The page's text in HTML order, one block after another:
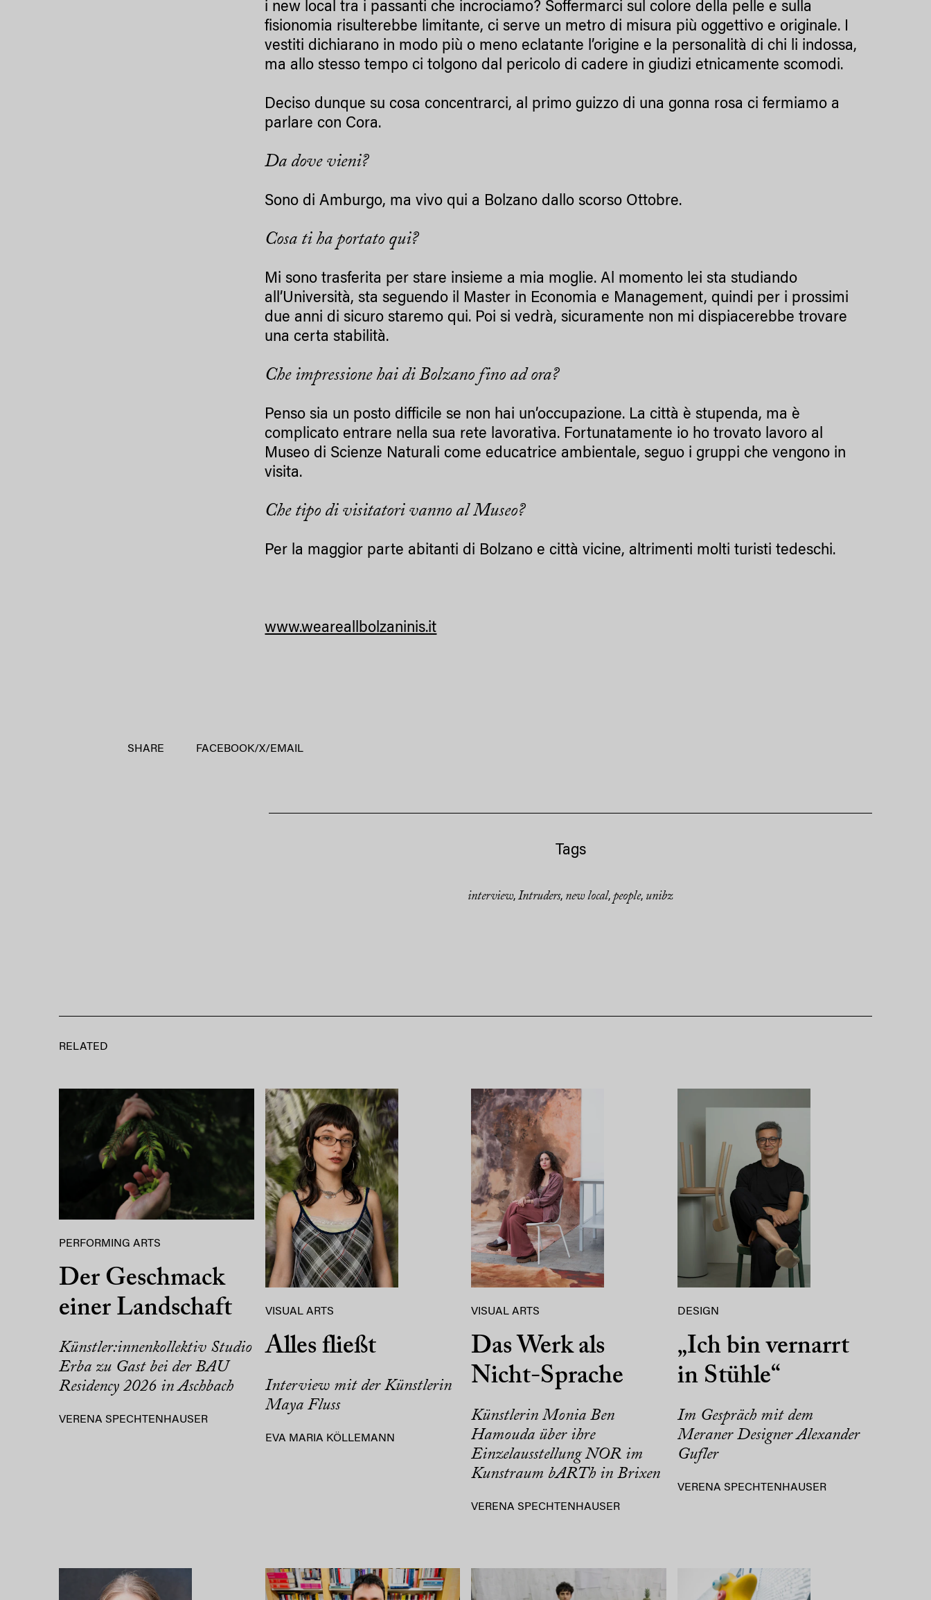
i new local tra i passanti che incrociamo? Soffermarci sul colore della pelle e sulla
fisionomia risulterebbe limitante, ci serve un metro di misura più oggettivo e originale. I
vestiti dichiarano in modo più o meno eclatante l’origine e la personalità di chi li indossa,
ma allo stesso tempo ci tolgono dal pericolo di cadere in giudizi etnicamente scomodi.
Deciso dunque su cosa concentrarci, al primo guizzo di una gonna rosa ci fermiamo a
parlare con Cora.
Da dove vieni?
Sono di Amburgo, ma vivo qui a Bolzano dallo scorso Ottobre.
Cosa ti ha portato qui?
Mi sono trasferita per stare insieme a mia moglie. Al momento lei sta studiando
all’Università, sta seguendo il Master in Economia e Management, quindi per i prossimi
due anni di sicuro staremo qui. Poi si vedrà, sicuramente non mi dispiacerebbe trovare
una certa stabilità.
Che impressione hai di Bolzano fino ad ora?
Penso sia un posto difficile se non hai un’occupazione. La città è stupenda, ma è
complicato entrare nella sua rete lavorativa. Fortunatamente io ho trovato lavoro al
Museo di Scienze Naturali come educatrice ambientale, seguo i gruppi che vengono in
visita.
Che tipo di visitatori vanno al Museo?
Per la maggior parte abitanti di Bolzano e città vicine, altrimenti molti turisti tedeschi.
www.weareallbolzaninis.it
SHARE FACEBOOK/X/ EMAIL
Tags
interview, Intruders, new local, people, unibz
RELATED
PERFORMING ARTS
Der Geschmack
einer Landschaft
Künstler:innenkollektiv Studio
Erba zu Gast bei der BAU
Residency 2026 in Aschbach
VERENA SPECHTENHAUSER
VISUAL ARTS
Alles fließt
Interview mit der Künstlerin
Maya Fluss
EVA MARIA KÖLLEMANN
VISUAL ARTS
Das Werk als
Nicht-Sprache
Künstlerin Monia Ben
Hamouda über ihre
Einzelausstellung NOR im
Kunstraum bARTh in Brixen
VERENA SPECHTENHAUSER
DESIGN
„Ich bin vernarrt
in Stühle“
Im Gespräch mit dem
Meraner Designer Alexander
Gufler
VERENA SPECHTENHAUSER